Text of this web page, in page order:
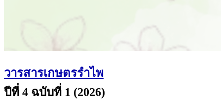
วารสารเกษตรรำไพ
ปีที่ 4 ฉบับที่ 1 (2026)